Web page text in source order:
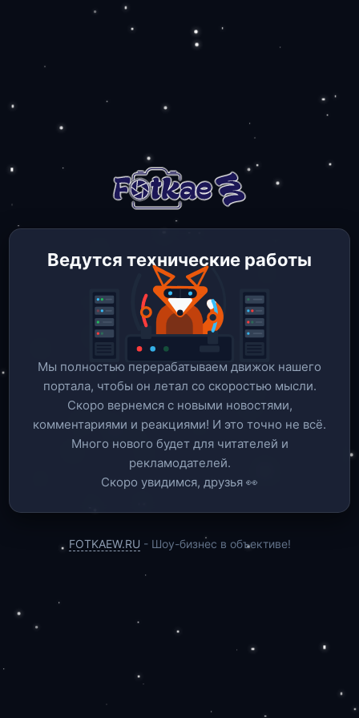
Ведутся технические работы
Мы полностью перерабатываем движок нашего
портала, чтобы он летал со скоростью мысли.
Скоро вернемся c новыми новостями,
комментариями и реакциями! И это точно не всё.
Много нового будет для читателей и
рекламодателей.
Скоро увидимся, друзья 👀
FOTKAEW.RU - Шоу-бизнес в объективе!